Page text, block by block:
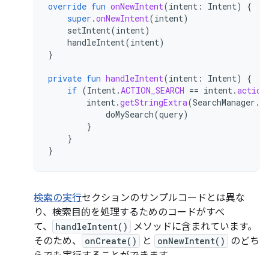
override fun onNewIntent(intent : Intent)
{
super .onNewIntent(intent)
setIntent(intent)
handleIntent(intent)
}
private fun handleIntent(intent : Intent)
{
if (Intent.ACTION_SEARCH == intent.action
intent.getStringExtra(SearchManager .
doMySearch(query)
}
}
}
検索の実行セクションのサンプルコードとは異な
り、検索目的を処理するためのコードがすべ
て、
handleIntent()
メソッドに含まれています。
そのため、
onCreate() と onNewIntent()
のどち